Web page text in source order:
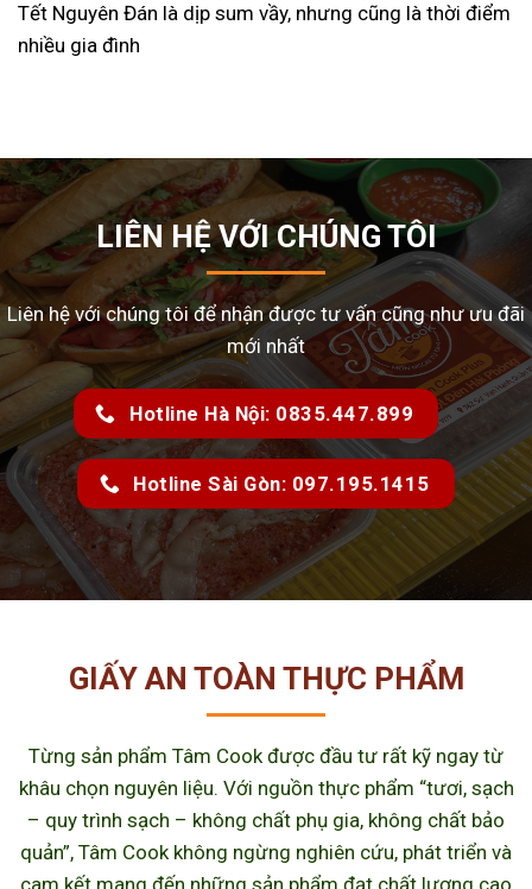
Tết Nguyên Đán là dịp sum vầy, nhưng cũng là thời điểm
nhiều gia đình
LIÊN HỆ VỚI CHÚNG TÔI
Liên hệ với chúng tôi để nhận được tư vấn cũng như ưu đãi
mới nhất
Hotline Hà Nội: 0835.447.899
Hotline Sài Gòn: 097.195.1415
GIẤY AN TOÀN THỰC PHẨM
Từng sản phẩm Tâm Cook được đầu tư rất kỹ ngay từ
khâu chọn nguyên liệu. Với nguồn thực phẩm “tươi, sạch
– quy trình sạch – không chất phụ gia, không chất bảo
quản”, Tâm Cook không ngừng nghiên cứu, phát triển và
cam kết mang đến những sản phẩm đạt chất lượng cao